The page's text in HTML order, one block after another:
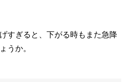
すぎると、下がる時もまた急降
うか。